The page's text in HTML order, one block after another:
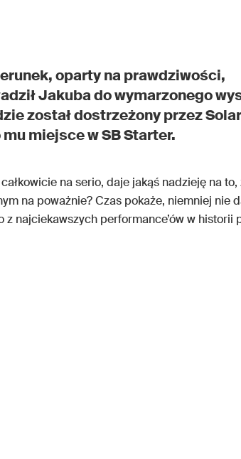
oparty na prawdziwości,
Jakuba do wymarzonego
został dostrzeżony przez
miejsce w SB Starter.
na serio, daje jakąś nadzieję na to,
na poważnie? Czas pokaże, niemniej nie
najciekawszych performance’ów w historii